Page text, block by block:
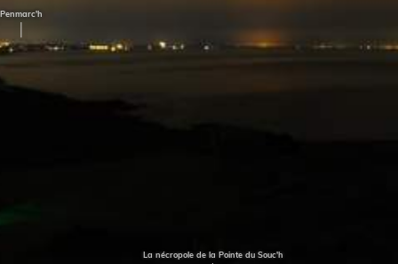
La nécropole de la Pointe du Souc'h
Penmarc'h